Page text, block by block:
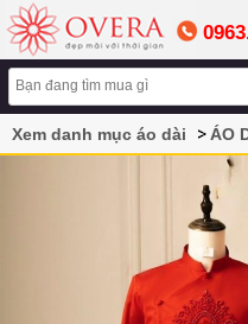
Xem danh mục áo dài
ÁO
Áo dài cưới cặp màu đỏ